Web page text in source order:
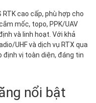
RTK cao cấp, phù hợp cho
mốc, topo, PPK/UAV
và linh hoạt. Với khả
UHF và dịch vụ RTX qua
định vị toàn diện, đáng tin
nổi bật